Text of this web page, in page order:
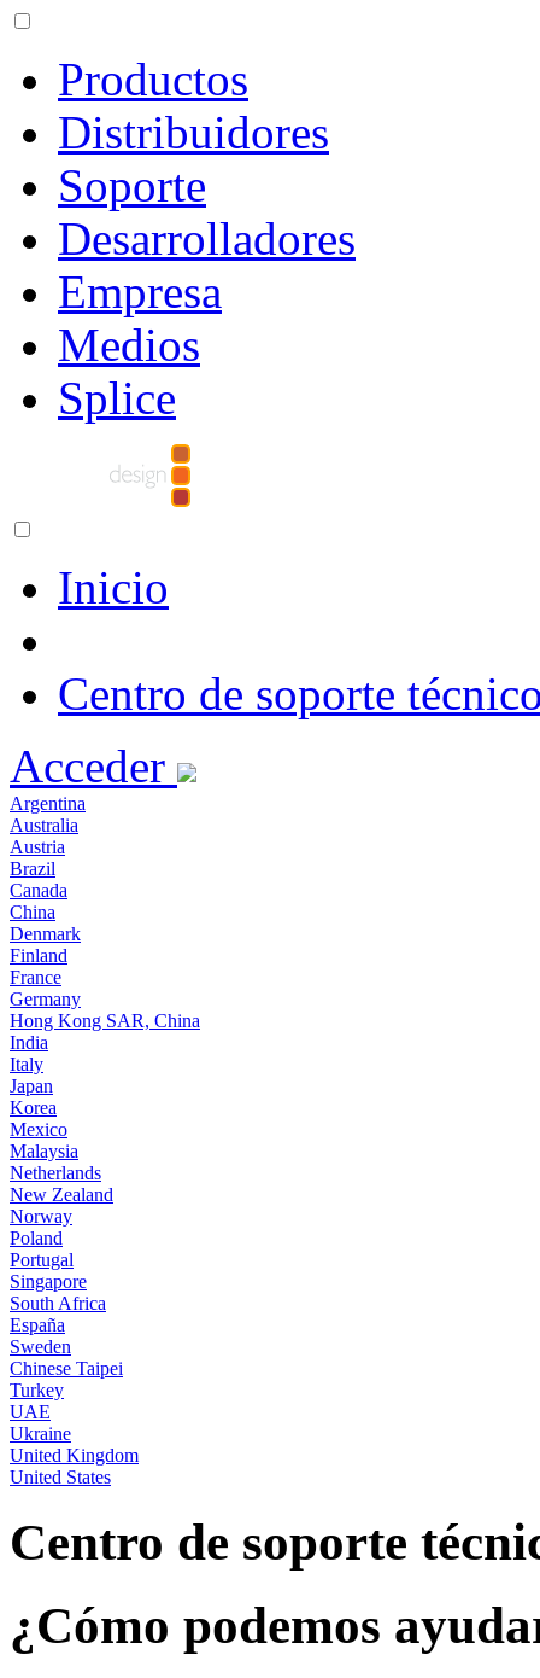
Productos
Distribuidores
Soporte
Desarrolladores
Empresa
Medios
Splice
Inicio
Centro de soporte
Acceder
Argentina
Australia
Austria
Brazil
Canada
China
Denmark
Finland
France
Germany
Hong Kong SAR, China
India
Italy
Japan
Korea
Mexico
Malaysia
Netherlands
New Zealand
Norway
Poland
Portugal
Singapore
South Africa
España
Sweden
Chinese Taipei
Turkey
UAE
Ukraine
United Kingdom
United States
Centro de soporte
¿Cómo podemos